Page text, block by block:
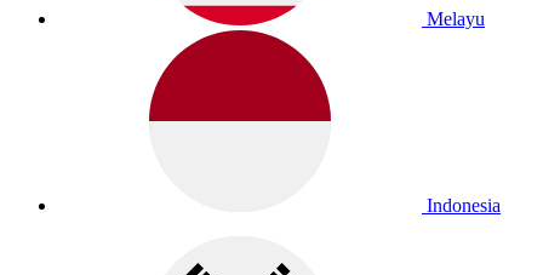
Melayu
Indonesia